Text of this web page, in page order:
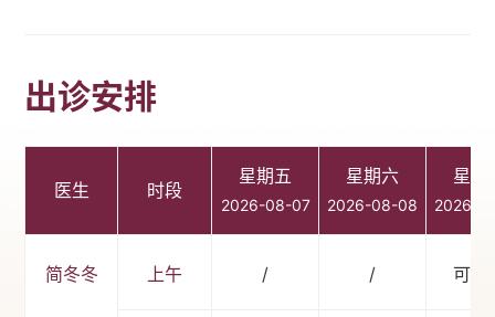
出诊安排
医生 时段
星期五
2026-08-07
星期六
2026-08-08
星期
2026-
简冬冬 上午 / / 可预